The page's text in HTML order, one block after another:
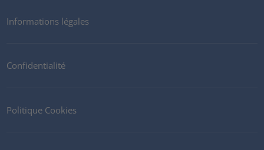
Informations légales
Confidentialité
Politique Cookies